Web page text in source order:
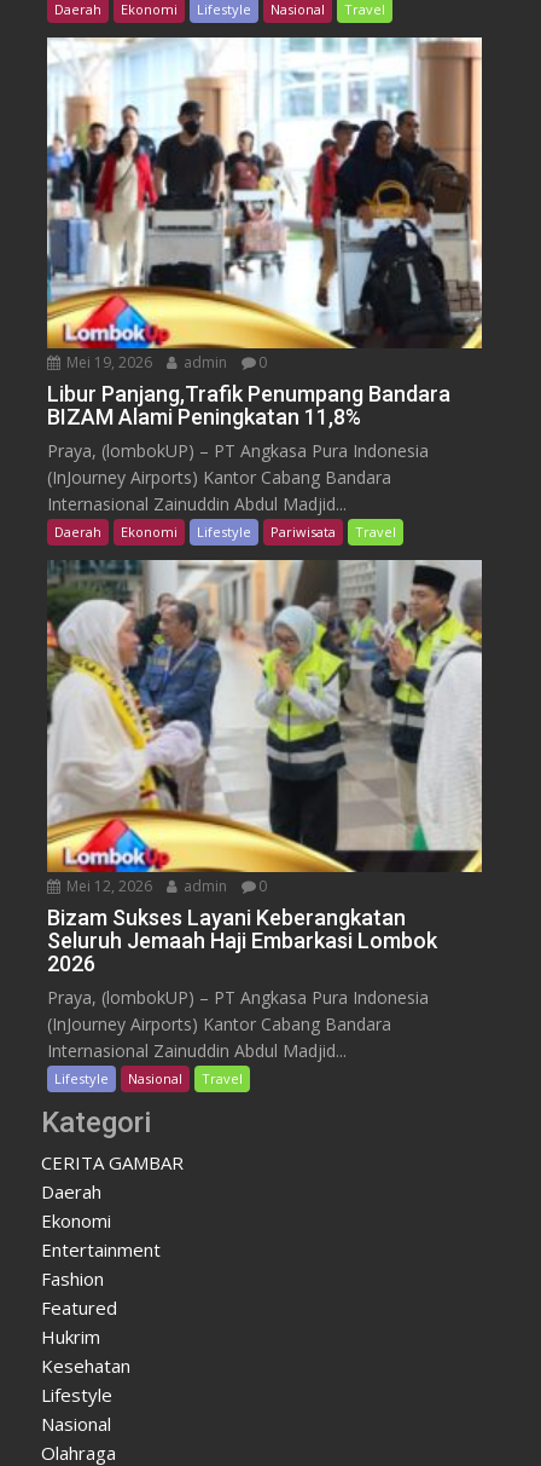
Daerah Ekonomi Lifestyle Nasional Travel
Mei 19, 2026 admin 0
Libur Panjang,Trafik Penumpang Bandara
BIZAM Alami Peningkatan 11,8%
Praya, (lombokUP) – PT Angkasa Pura Indonesia
(InJourney Airports) Kantor Cabang Bandara
Internasional Zainuddin Abdul Madjid...
Daerah Ekonomi Lifestyle Pariwisata Travel
Mei 12, 2026 admin 0
Bizam Sukses Layani Keberangkatan
Seluruh Jemaah Haji Embarkasi Lombok
2026
Praya, (lombokUP) – PT Angkasa Pura Indonesia
(InJourney Airports) Kantor Cabang Bandara
Internasional Zainuddin Abdul Madjid...
Lifestyle Nasional Travel
Kategori
CERITA GAMBAR
Daerah
Ekonomi
Entertainment
Fashion
Featured
Hukrim
Kesehatan
Lifestyle
Nasional
Olahraga